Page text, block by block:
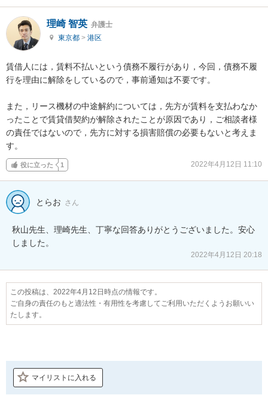
理崎 智英 弁護士
東京都 > 港区
賃借人には，賃料不払いという債務不履行があり，今回，債務不履
行を理由に解除をしているので，事前通知は不要です。
また，リース機材の中途解約については，先方が賃料を支払わなか
ったことで賃貸借契約が解除されたことが原因であり，ご相談者様
の責任ではないので，先方に対する損害賠償の必要もないと考えま
す。
役に立った 1 2022年4月12日 11:10
とらお さん
秋山先生、理崎先生、丁寧な回答ありがとうございました。安心
しました。
2022年4月12日 20:18
この投稿は、2022年4月12日時点の情報です。
ご自身の責任のもと適法性・有用性を考慮してご利用いただくようお願いい
たします。
マイリストに入れる